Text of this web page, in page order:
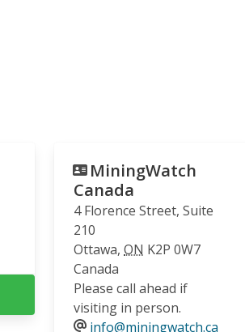
MiningWatch
Canada
4 Florence Street, Suite
210
Ottawa, ON K2P 0W7
Canada
Please call ahead if
visiting in person.
info@miningwatch.ca